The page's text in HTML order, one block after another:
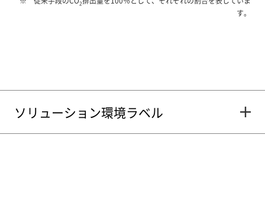
2
す。
ソリューション環境ラベル